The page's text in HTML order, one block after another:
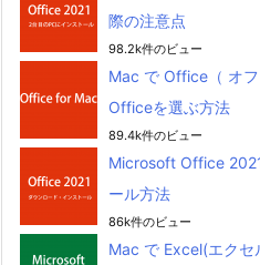
際の注意点
98.2k件のビュー
Mac で Office（ オ
Officeを選ぶ方法
89.4k件のビュー
Microsoft Office
ール方法
86k件のビュー
Mac で Excel(エクセ